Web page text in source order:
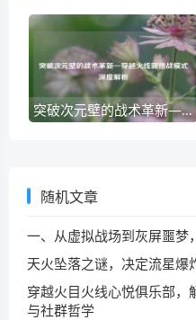
突破次元壁的战术革新—穿越火线新挑战模式深度解析
随机文章
一、从虚拟战场到灰屏噩梦
天火坠落之谜，决定流星爆
穿越火目火线心悦俱乐部
与社群哲学